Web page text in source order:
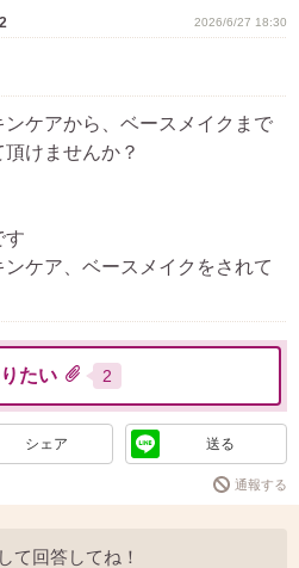
2 2026/6/27 18:30
ケアから、ベースメイクまで
けませんか？
す
ケア、ベースメイクをされて
たい 2
シェア 送る
通報する
て回答してね！